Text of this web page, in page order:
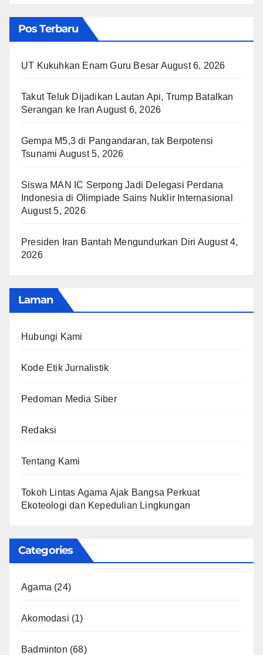
Pos Terbaru
UT Kukuhkan Enam Guru Besar August 6, 2026
Takut Teluk Dijadikan Lautan Api, Trump Batalkan
Serangan ke Iran August 6, 2026
Gempa M5,3 di Pangandaran, tak Berpotensi
Tsunami August 5, 2026
Siswa MAN IC Serpong Jadi Delegasi Perdana
Indonesia di Olimpiade Sains Nuklir Internasional
August 5, 2026
Presiden Iran Bantah Mengundurkan Diri August 4,
2026
Laman
Hubungi Kami
Kode Etik Jurnalistik
Pedoman Media Siber
Redaksi
Tentang Kami
Tokoh Lintas Agama Ajak Bangsa Perkuat
Ekoteologi dan Kepedulian Lingkungan
Categories
Agama (24)
Akomodasi (1)
Badminton (68)